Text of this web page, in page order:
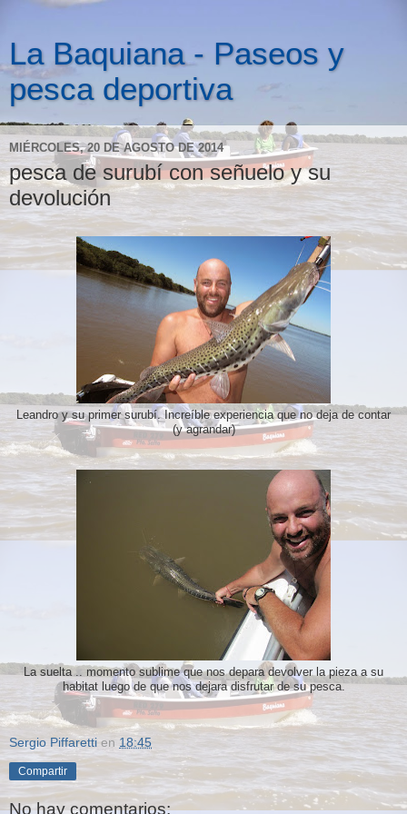
La Baquiana - Paseos y
pesca deportiva
MIÉRCOLES, 20 DE AGOSTO DE 2014
pesca de surubí con señuelo y su
devolución
Leandro y su primer surubí. Increíble experiencia que no deja de contar
(y agrandar)
La suelta .. momento sublime que nos depara devolver la pieza a su
habitat luego de que nos dejara disfrutar de su pesca.
Sergio Piffaretti en 18:45
Compartir
No hay comentarios: